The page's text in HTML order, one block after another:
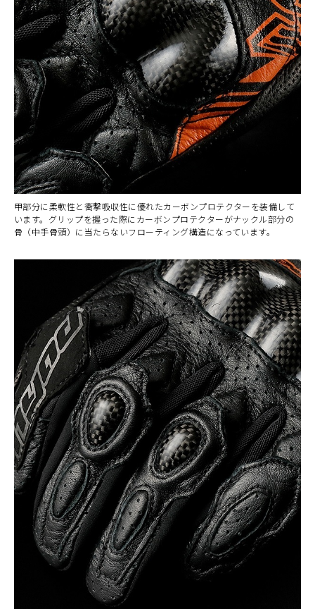
甲部分に柔軟性と衝撃吸収性に優れたカーボンプロテクターを装備して
います。グリップを握った際にカーボンプロテクターがナックル部分の
骨（中手骨頭）に当たらないフローティング構造になっています。